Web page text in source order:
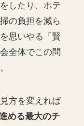
したり、ホテ
の負担を減ら
思いやる「賢
全体でこの問
方を変えれば
める最大のチ